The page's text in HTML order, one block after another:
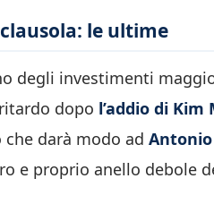
le ultime
degli investimenti
dopo l’addio di Kim
darà modo ad
e proprio anello debole